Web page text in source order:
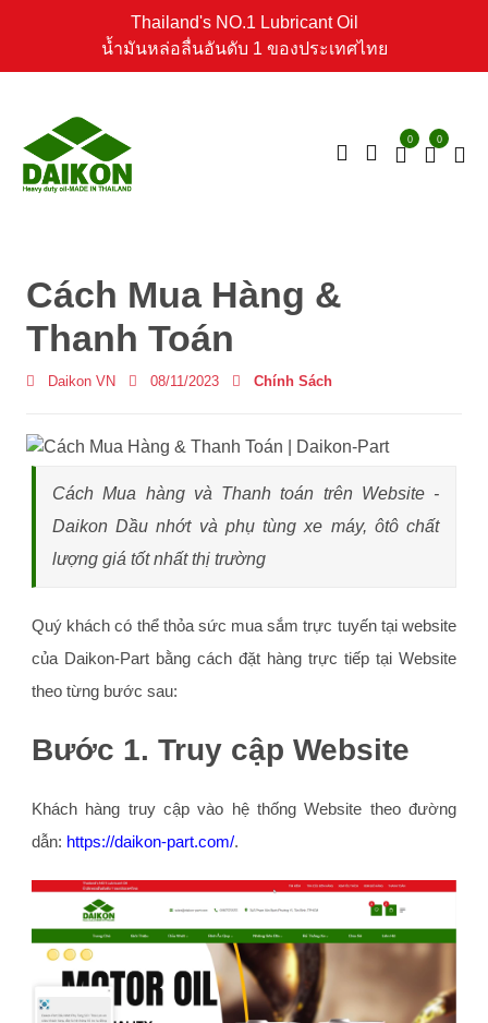
Thailand's NO.1 Lubricant Oil
น้ำมันหล่อลื่นอันดับ 1 ของประเทศไทย
0 0
Cách Mua Hàng &
Thanh Toán
Daikon VN 08/11/2023 Chính Sách
Cách Mua hàng và Thanh toán trên Website -
Daikon Dầu nhớt và phụ tùng xe máy, ôtô chất
lượng giá tốt nhất thị trường
Quý khách có thể thỏa sức mua sắm trực tuyến tại website
của Daikon-Part bằng cách đặt hàng trực tiếp tại Website
theo từng bước sau:
Bước 1. Truy cập Website
Khách hàng truy cập vào hệ thống Website theo đường
dẫn: https://daikon-part.com/.